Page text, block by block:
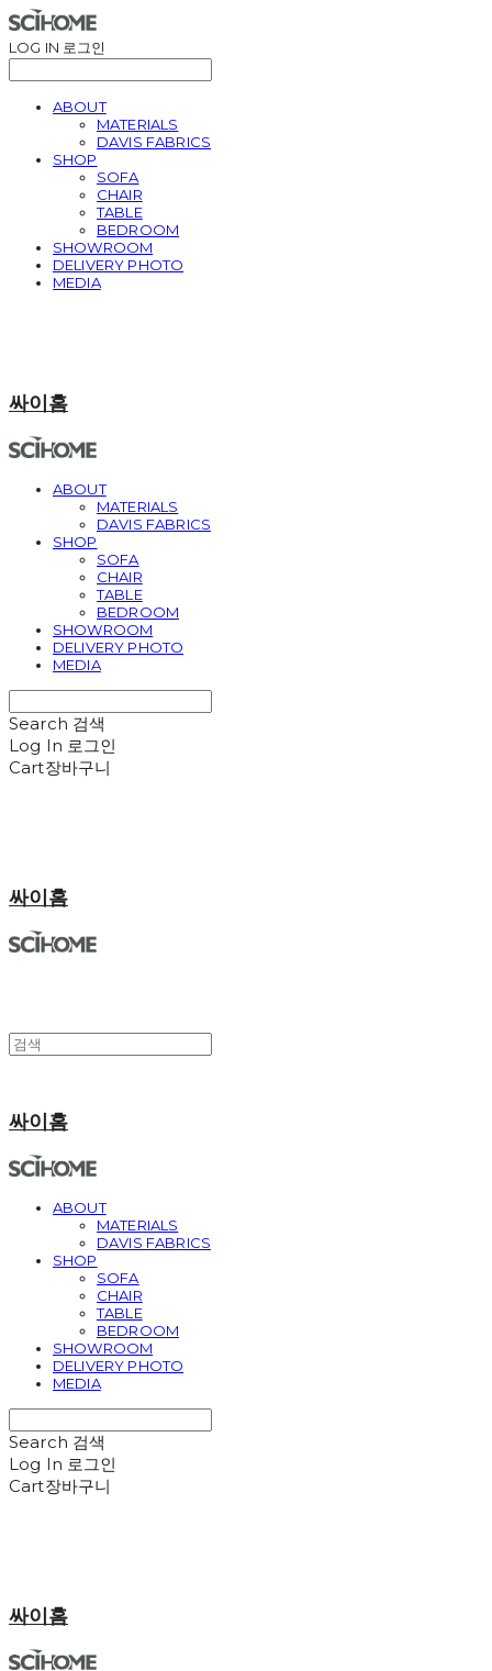
LOG IN 로그인
ABOUT
MATERIALS
DAVIS FABRICS
SHOP
SOFA
CHAIR
TABLE
BEDROOM
SHOWROOM
DELIVERY PHOTO
MEDIA
싸이홈
ABOUT
MATERIALS
DAVIS FABRICS
SHOP
SOFA
CHAIR
TABLE
BEDROOM
SHOWROOM
DELIVERY PHOTO
MEDIA
Search 검색
Log In 로그인
Cart장바구니
싸이홈
싸이홈
ABOUT
MATERIALS
DAVIS FABRICS
SHOP
SOFA
CHAIR
TABLE
BEDROOM
SHOWROOM
DELIVERY PHOTO
MEDIA
Search 검색
Log In 로그인
Cart장바구니
싸이홈